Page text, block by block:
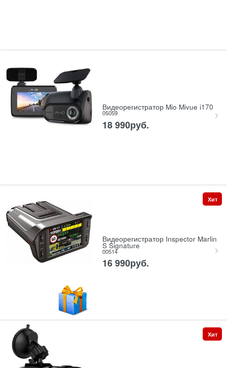
Видеорегистратор Mio Mivue i170
05059
18 990руб.
Видеорегистратор Inspector Marlin
S Signature
00514
16 990руб.
Хит
Хит